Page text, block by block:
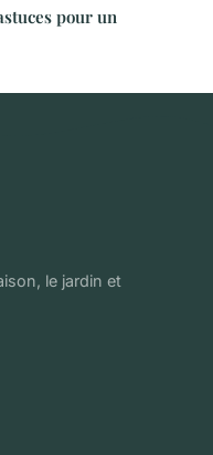
pour un
le jardin et